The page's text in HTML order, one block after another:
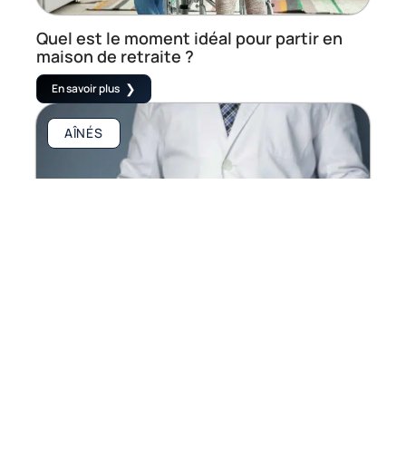
Quel est le moment idéal pour partir en
maison de retraite ?
En savoir plus
AÎNÉS